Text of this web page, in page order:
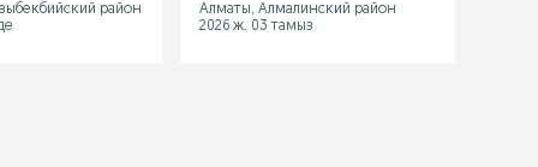
район
Алматы, Алмалинский район
2026 ж. 03 тамыз